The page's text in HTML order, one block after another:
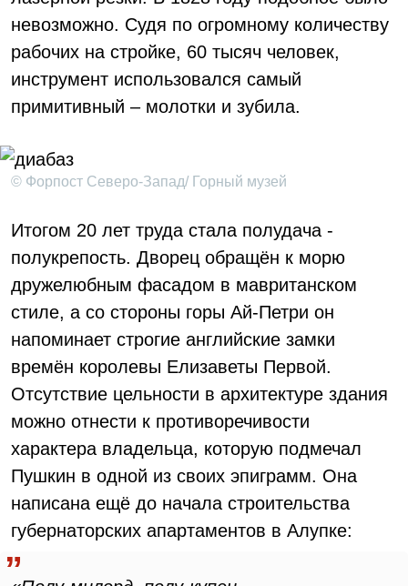
невозможно. Судя по огромному количеству
рабочих на стройке, 60 тысяч человек,
инструмент использовался самый
примитивный – молотки и зубила.
© Форпост Северо-Запад/ Горный музей
Итогом 20 лет труда стала полудача -
полукрепость. Дворец обращён к морю
дружелюбным фасадом в мавританском
стиле, а со стороны горы Ай-Петри он
напоминает строгие английские замки
времён королевы Елизаветы Первой.
Отсутствие цельности в архитектуре здания
можно отнести к противоречивости
характера владельца, которую подмечал
Пушкин в одной из своих эпиграмм. Она
написана ещё до начала строительства
губернаторских апартаментов в Алупке: